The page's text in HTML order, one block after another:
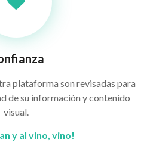
plataforma son revisadas para
de su información y contenido
visual.
y al vino, vino!